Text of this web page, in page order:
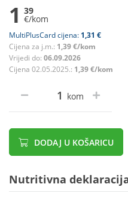
1 39
€/kom
MultiPlusCard cijena: 1,31 €
Cijena za j.m.: 1,39 €/kom
Vrijedi do: 06.09.2026
Cijena 02.05.2025.: 1,39 €/kom
kom
DODAJ U KOŠARICU
Nutritivna